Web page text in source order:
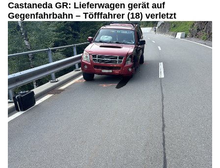
Castaneda GR: Lieferwagen gerät auf
Gegenfahrbahn – Töfffahrer (18) verletzt